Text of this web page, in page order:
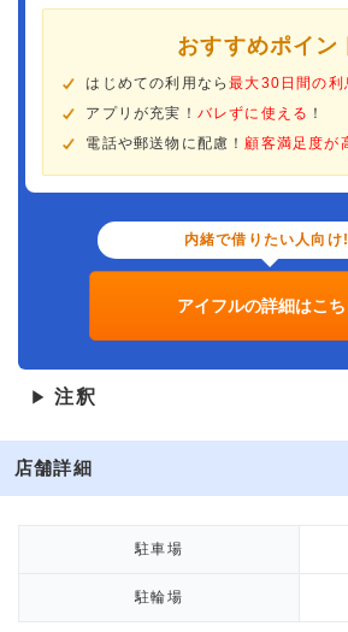
おすすめポイン
はじめての利用なら最大30日間の利
アプリが充実！ バレずに使える ！
電話や郵送物に配慮！顧客満足度が
内緒で借りたい人向け
アイフルの詳細はこち
▶ 注釈
店舗詳細
駐車場
駐輪場